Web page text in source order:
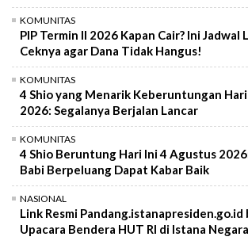
KOMUNITAS
PIP Termin II 2026 Kapan Cair? Ini Jadwal
Ceknya agar Dana Tidak Hangus!
KOMUNITAS
4 Shio yang Menarik Keberuntungan
2026: Segalanya Berjalan Lancar
KOMUNITAS
4 Shio Beruntung Hari Ini 4 Agustus
Babi Berpeluang Dapat Kabar Baik
NASIONAL
Link Resmi
Upacara Bendera HUT RI di Istana Negara